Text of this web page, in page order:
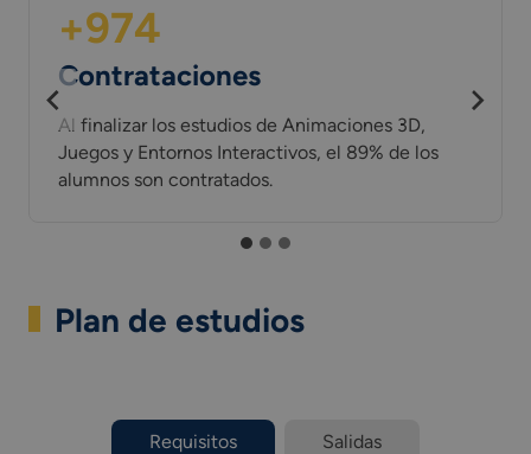
+974
Contrataciones
Al finalizar los estudios de Animaciones 3D,
Juegos y Entornos Interactivos, el 89% de los
alumnos son contratados.
Plan de estudios
Requisitos Salidas